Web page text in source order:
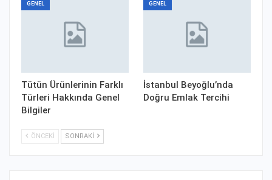
GENEL
Tütün Ürünlerinin Farklı
Türleri Hakkında Genel
Bilgiler
GENEL
İstanbul Beyoğlu’nda
Doğru Emlak Tercihi
ÖNCEKI SONRAKI